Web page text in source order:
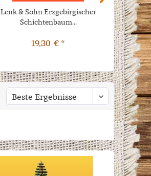
Lenk & Sohn Erzgebirgischer
Schichtenbaum...
19,30 € *
Lenk &